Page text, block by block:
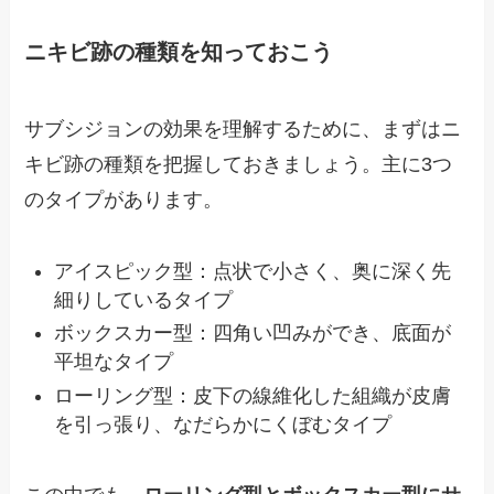
ニキビ跡の種類を知っておこう
サブシジョンの効果を理解するために、まずはニ
キビ跡の種類を把握しておきましょう。主に3つ
のタイプがあります。
アイスピック型：点状で小さく、奥に深く先
細りしているタイプ
ボックスカー型：四角い凹みができ、底面が
平坦なタイプ
ローリング型：皮下の線維化した組織が皮膚
を引っ張り、なだらかにくぼむタイプ